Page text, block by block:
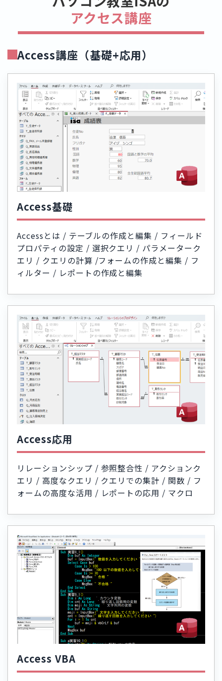
アクセス講座
Access講座（基礎+応用）
Access基礎
Accessとは / テーブルの作成と編集 / フィールド
プロパティの設定 / 選択クエリ / パラメーターク
エリ / クエリの計算 /フォームの作成と編集 / フ
ィルター / レポートの作成と編集
Access応用
リレーションシップ / 参照整合性 / アクションク
エリ / 高度なクエリ / クエリでの集計 / 関数 / フ
ォームの高度な活用 / レポートの応用 / マクロ
Access VBA